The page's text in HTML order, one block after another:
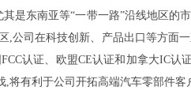
是东南亚等“一带一路”沿线地区的
司在科技创新、产品出口等方面
认证、欧盟CE认证和加拿大IC
有利于公司开拓高端汽车零部件